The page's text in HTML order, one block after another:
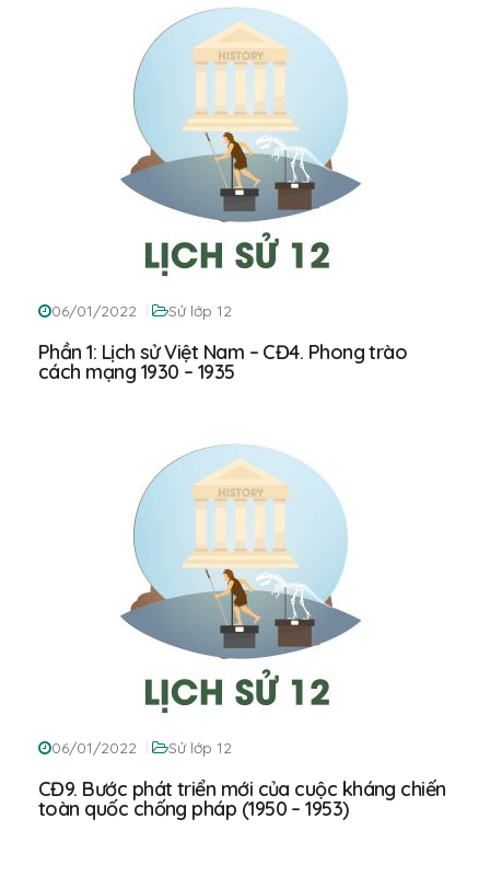
06/01/2022 Sử lớp 12
Phần 1: Lịch sử Việt Nam – CĐ4. Phong trào
cách mạng 1930 – 1935
06/01/2022 Sử lớp 12
CĐ9. Bước phát triển mới của cuộc kháng chiến
toàn quốc chống pháp (1950 – 1953)